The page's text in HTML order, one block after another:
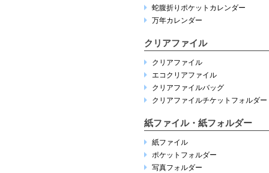
蛇腹折りポケットカレンダー
万年カレンダー
クリアファイル
クリアファイル
エコクリアファイル
クリアファイルバッグ
クリアファイルチケットフォルダー
紙ファイル・紙フォルダー
紙ファイル
ポケットフォルダー
写真フォルダー